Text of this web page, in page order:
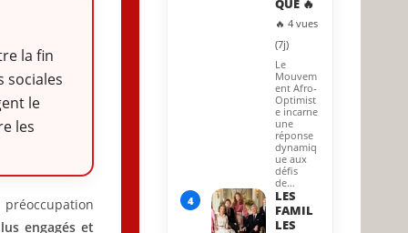
la fin
sociales
le
les
engagés et
QUE 🔥
🔥 4 vues
(7j)
Le
Mouvem
ent Afro-
Optimist
e incarne
une
réponse
dynamiq
ue aux
défis
de…
4
LES
FAMIL
LES